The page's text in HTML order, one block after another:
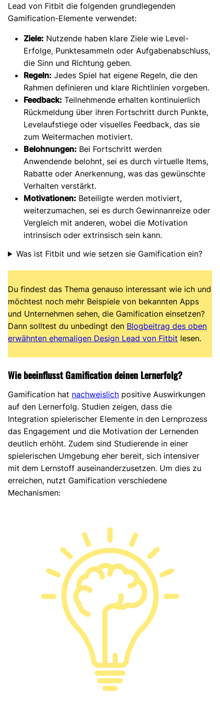
Lead von Fitbit die folgenden grundlegenden
Gamification-Elemente verwendet:
Ziele: Nutzende haben klare Ziele wie Level-
Erfolge, Punktesammeln oder Aufgabenabschluss,
die Sinn und Richtung geben.
Regeln: Jedes Spiel hat eigene Regeln, die den
Rahmen definieren und klare Richtlinien vorgeben.
Feedback: Teilnehmende erhalten kontinuierlich
Rückmeldung über ihren Fortschritt durch Punkte,
Levelaufstiege oder visuelles Feedback, das sie
zum Weitermachen motiviert.
Belohnungen: Bei Fortschritt werden
Anwendende belohnt, sei es durch virtuelle Items,
Rabatte oder Anerkennung, was das gewünschte
Verhalten verstärkt.
Motivationen: Beteiligte werden motiviert,
weiterzumachen, sei es durch Gewinnanreize oder
Vergleich mit anderen, wobei die Motivation
intrinsisch oder extrinsisch sein kann.
Was ist Fitbit und wie setzen sie Gamification ein?
Du findest das Thema genauso interessant wie ich und
möchtest noch mehr Beispiele von bekannten Apps
und Unternehmen sehen, die Gamification einsetzen?
Dann solltest du unbedingt den Blogbeitrag des oben
erwähnten ehemaligen Design Lead von Fitbit lesen.
Wie beeinflusst Gamification deinen Lernerfolg?
Gamification hat nachweislich positive Auswirkungen
auf den Lernerfolg. Studien zeigen, dass die
Integration spielerischer Elemente in den Lernprozess
das Engagement und die Motivation der Lernenden
deutlich erhöht. Zudem sind Studierende in einer
spielerischen Umgebung eher bereit, sich intensiver
mit dem Lernstoff auseinanderzusetzen. Um dies zu
erreichen, nutzt Gamification verschiedene
Mechanismen: